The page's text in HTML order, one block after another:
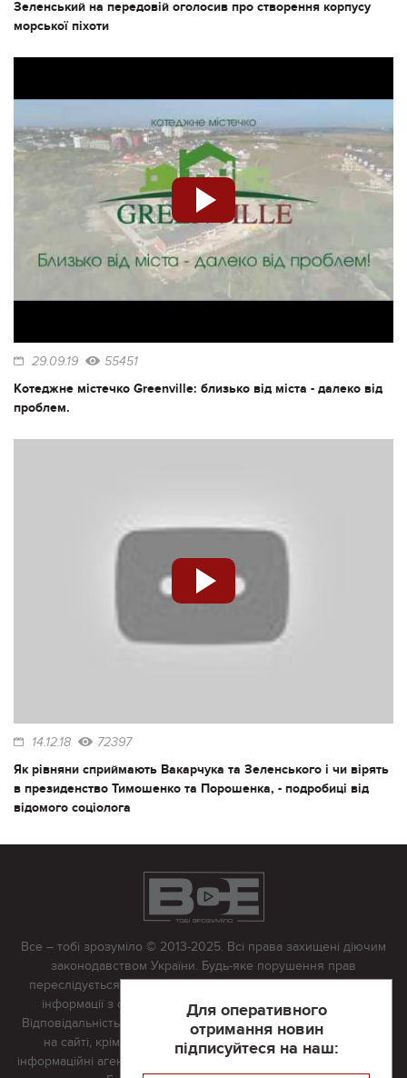
Зеленський на передовій оголосив про створення корпусу
морської піхоти
29.09.19 55451
Котеджне містечко Greenville: близько від міста - далеко від
проблем.
14.12.18 72397
Як рівняни сприймають Вакарчука та Зеленського і чи вірять
в президенство Тимошенко та Порошенка, - подробиці від
відомого соціолога
Для оперативного
отримання новин
підписуйтеся на наш:
Все – тобі зрозуміло © 2013-2025. Всі права захищені діючим
законодавством України. Будь-яке порушення прав
переслідується в судовому порядку. Будь-яке відтворення
інформації з сайту тільки з письмово дозволу редакції.
Відповідальність за достовірність усіх матеріалів, розміщених
на сайті, крім матеріалів, які містять посилання на інші
інформаційні агентства або інтернет-видання, несе редакційна